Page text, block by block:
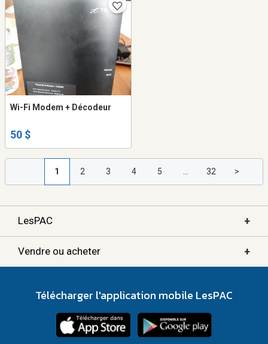
Wi-Fi Modem + Décodeur
50 $
1 2 3 4 5 ... 32 >
LesPAC +
Vendre ou acheter +
Télécharger l'application mobile LesPAC